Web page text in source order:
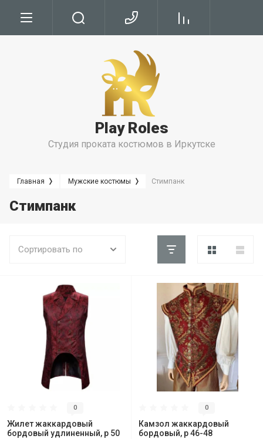
Условия Бронирования
Play Roles
Студия проката костюмов в Иркутске
Главная Мужские костюмы Стимпанк
Стимпанк
Сортировать по
0
Жилет жаккардовый
бордовый удлиненный, р 50
0
Камзол жаккардовый
бордовый, р 46-48